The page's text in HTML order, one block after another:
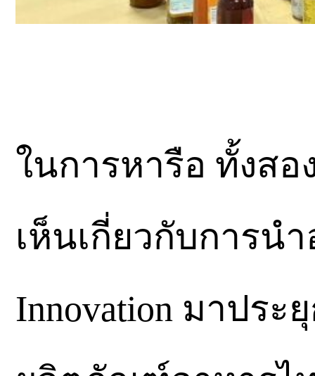
ในการหารือ ทั้งส
เห็นเกี่ยวกับการน
Innovation มาปร